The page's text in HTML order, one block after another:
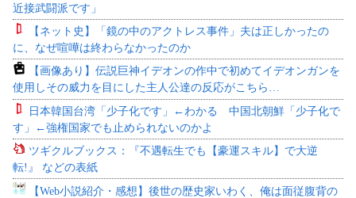
近接武闘派です」
【ネット史】「鏡の中のアクトレス事件」夫は正しかったの
に、なぜ喧嘩は終わらなかったのか
【画像あり】伝説巨神イデオンの作中で初めてイデオンガンを
使用しその威力を目にした主人公達の反応がこちら…
日本韓国台湾「少子化です」←わかる 中国北朝鮮「少子化で
す」←強権国家でも止められないのかよ
ツギクルブックス：『不遇転生でも【豪運スキル】で大逆
転!』 などの表紙
【Web小説紹介・感想】後世の歴史家いわく、俺は面従腹背の